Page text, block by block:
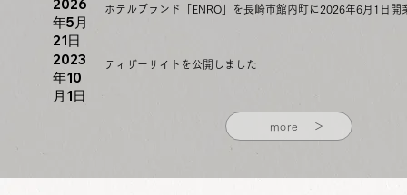
2026
年5月
21日
ホテルブランド「ENRO」を長崎市館内町に2026年6月1日開
2023
年10
月1日
ティザーサイトを公開しました
more ＞